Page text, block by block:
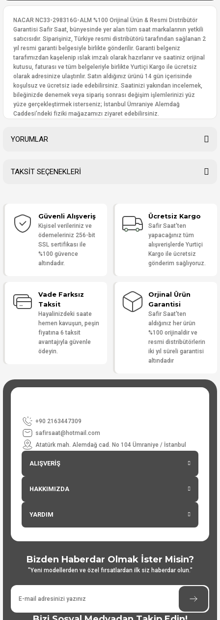
NACAR NC33-298316G-ALM %100 Orijinal Ürün & Resmi Distribütör
Garantisi Safir Saat, bünyesinde yer alan tüm saat markalarının yetkili
satıcısıdır. Siparişiniz, Türkiye resmi distribütörü tarafından sağlanan 2
yıl resmi garanti belgesiyle birlikte gönderilir. Garanti belgeniz
tarafımızdan kaşelenip ıslak imzalı olarak hazırlanır ve saatiniz orijinal
kutusu, faturası ve tüm belgeleriyle birlikte Yurtiçi Kargo ile ücretsiz
olarak adresinize ulaştırılır. Satın aldığınız ürünü 14 gün içerisinde
koşulsuz ve ücretsiz iade edebilirsiniz. Saatinizi yakından incelemek,
bileğinizde denemek veya sipariş sonrası değişim işlemlerinizi yüz
yüze gerçekleştirmek isterseniz; İstanbul Ümraniye Alemdağ
Caddesi’ndeki fiziki mağazamızı ziyaret edebilirsiniz.
YORUMLAR
Yorum Yaz
TAKSİT SEÇENEKLERİ
Güvenli Alışveriş
Kişisel verileriniz ve
ödemeleriniz 256-bit
SSL sertifikası ile
%100 güvence
altındadır.
Ücretsiz Kargo
Safir Saat'ten
yapacağınız tüm
alışverişlerde Yurtiçi
Kargo ile ücretsiz
gönderim sağlıyoruz.
Vade Farksız
Taksit
Hayalinizdeki saate
hemen kavuşun, peşin
fiyatına 6 taksit
avantajıyla güvenle
ödeyin.
Orjinal Ürün
Garantisi
Safir Saat'ten
aldığınız her ürün
%100 orijinaldir ve
resmi distribütörlerin
iki yıl süreli garantisi
altındadır
+90 2163447309
safirsaat@hotmail.com
Atatürk mah. Alemdağ cad. No 104 Ümraniye / İstanbul
ALIŞVERİŞ
HAKKIMIZDA
YARDIM
Bizden Haberdar Olmak İster Misin?
"Yeni modellerden ve özel fırsatlardan ilk siz haberdar olun."